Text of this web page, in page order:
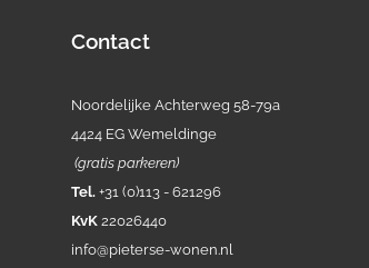
Contact
Noordelijke Achterweg 58-79a
4424 EG Wemeldinge
(gratis parkeren)
Tel.+31 (0)113 - 621296
KvK 22026440
info@pieterse-wonen.nl